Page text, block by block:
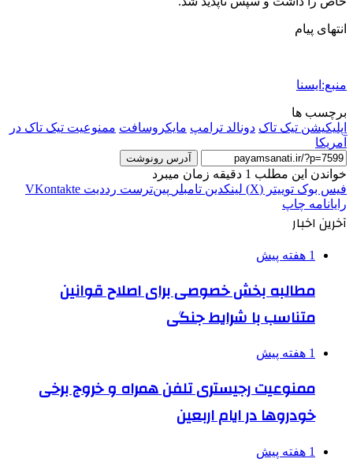
انتهای پیام
منبع:ایسنا
برچسب ها
اپلیکیشن تیک تاک دونالد ترامپ مایکروسافت ممنوعیت تیک تاک در
آمریکا
آدرس رونوشت
خواندن این مطلب 1 دقیقه زمان میبرد
فیس بوک توییتر (X) لینکدین ‫تامبلر ‫پین‌ترست ‫رددیت ‫VKontakte
رایانامه چاپ
آخرین اخبار
1 هفته پیش
مطالبه بخش خصوصی برای اصلاح قوانین
متناسب با شرایط جنگی
1 هفته پیش
ممنوعیت رجیستری تلفن همراه و خروج برخی
خودروها در ایام اربعین
1 هفته پیش